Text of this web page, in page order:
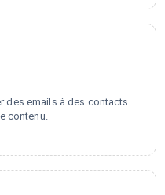
des emails à des contacts
contenu.